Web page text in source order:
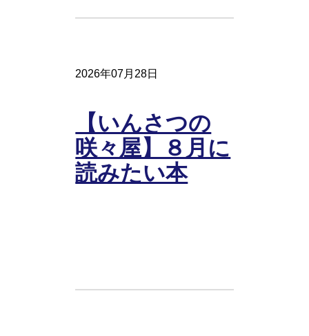
2026年07月28日
【いんさつの
咲々屋】８月に
読みたい本